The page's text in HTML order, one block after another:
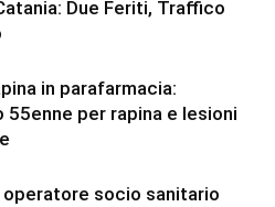
Due Feriti, Traffico
in parafarmacia:
55enne per rapina e lesioni
operatore socio sanitario